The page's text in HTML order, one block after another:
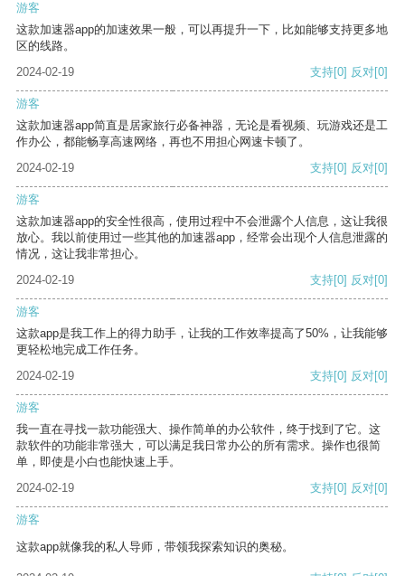
游客
这款加速器app的加速效果一般，可以再提升一下，比如能够支持更多地
区的线路。
2024-02-19
支持[0] 反对[0]
游客
这款加速器app简直是居家旅行必备神器，无论是看视频、玩游戏还是工
作办公，都能畅享高速网络，再也不用担心网速卡顿了。
2024-02-19
支持[0] 反对[0]
游客
这款加速器app的安全性很高，使用过程中不会泄露个人信息，这让我很
放心。我以前使用过一些其他的加速器app，经常会出现个人信息泄露的
情况，这让我非常担心。
2024-02-19
支持[0] 反对[0]
游客
这款app是我工作上的得力助手，让我的工作效率提高了50%，让我能够
更轻松地完成工作任务。
2024-02-19
支持[0] 反对[0]
游客
我一直在寻找一款功能强大、操作简单的办公软件，终于找到了它。这
款软件的功能非常强大，可以满足我日常办公的所有需求。操作也很简
单，即使是小白也能快速上手。
2024-02-19
支持[0] 反对[0]
游客
这款app就像我的私人导师，带领我探索知识的奥秘。